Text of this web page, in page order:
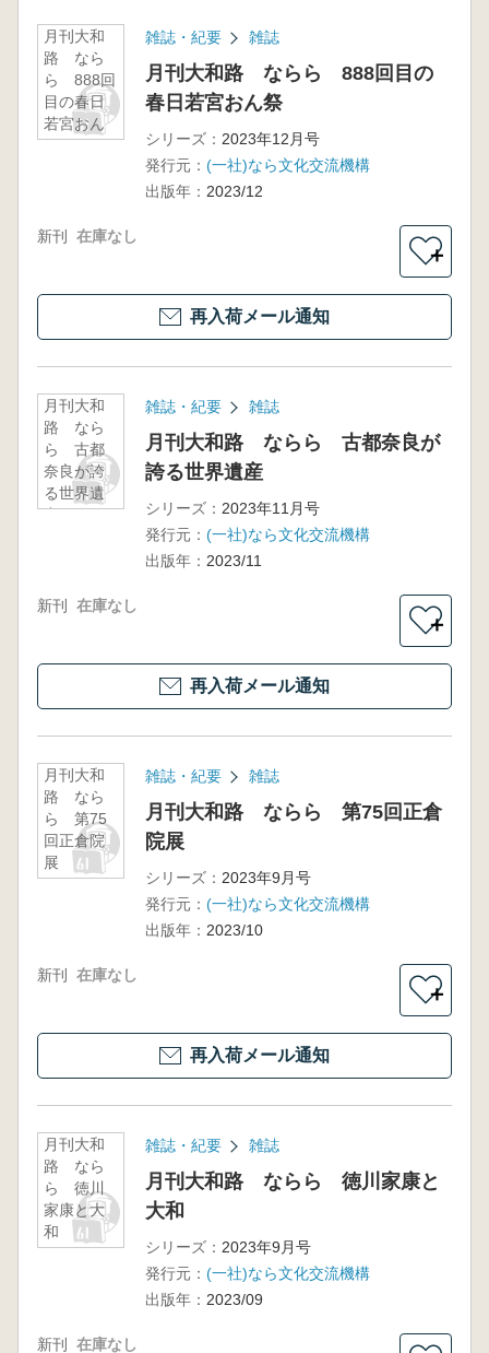
月刊大和
路 なら
ら 888回
目の春日
若宮おん
祭
雑誌・紀要 雑誌
月刊大和路 ならら 888回目の
春日若宮おん祭
シリーズ： 2023年12月号
発行元： (一社)なら文化交流機構
出版年： 2023/12
新刊 在庫なし
＋
再入荷メール通知
月刊大和
路 なら
ら 古都
奈良が誇
る世界遺
産
雑誌・紀要 雑誌
月刊大和路 ならら 古都奈良が
誇る世界遺産
シリーズ： 2023年11月号
発行元： (一社)なら文化交流機構
出版年： 2023/11
新刊 在庫なし
＋
再入荷メール通知
月刊大和
路 なら
ら 第75
回正倉院
展
雑誌・紀要 雑誌
月刊大和路 ならら 第75回正倉
院展
シリーズ： 2023年9月号
発行元： (一社)なら文化交流機構
出版年： 2023/10
新刊 在庫なし
＋
再入荷メール通知
月刊大和
路 なら
ら 徳川
家康と大
和
雑誌・紀要 雑誌
月刊大和路 ならら 徳川家康と
大和
シリーズ： 2023年9月号
発行元： (一社)なら文化交流機構
出版年： 2023/09
新刊 在庫なし